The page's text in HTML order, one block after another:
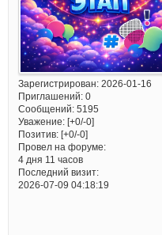
Зарегистрирован: 2026-01-16
Приглашений:0
Сообщений:5195
Уважение: [+0/-0]
Позитив: [+0/-0]
Провел на форуме:
4 дня 11 часов
Последний визит:
2026-07-09 04:18:19